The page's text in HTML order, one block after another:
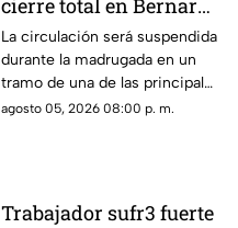
cierre total en Bernardo
Quintana; este será el
horario
La circulación será suspendida
durante la madrugada en un
tramo de una de las principales
vialidades de Querétaro.
agosto 05, 2026 08:00 p. m.
Trabajador sufr3 fuerte